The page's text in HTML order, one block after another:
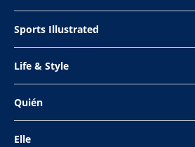
Sports Illustrated
Life & Style
Quién
Elle